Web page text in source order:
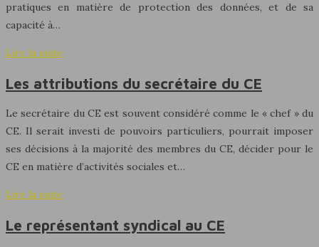
pratiques en matière de protection des données, et de sa
capacité à…
Lire la suite
Les attributions du secrétaire du CE
Le secrétaire du CE est souvent considéré comme le « chef » du
CE. Il serait investi de pouvoirs particuliers, pourrait imposer
ses décisions à la majorité des membres du CE, décider pour le
CE en matière d’activités sociales et…
Lire la suite
Le représentant syndical au CE